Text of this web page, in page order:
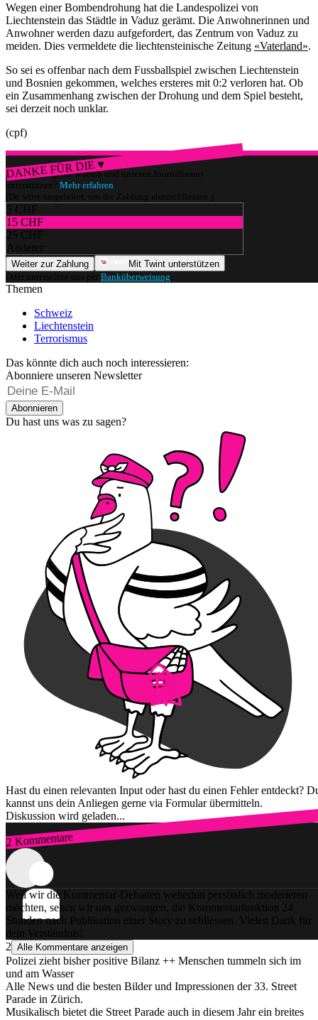
Wegen einer Bombendrohung hat die Landespolizei von
Liechtenstein das Städtle in Vaduz gerämt. Die Anwohnerinnen und
Anwohner werden dazu aufgefordert, das Zentrum von Vaduz zu
meiden. Dies vermeldete die liechtensteinische Zeitung «Vaterland».
So sei es offenbar nach dem Fussballspiel zwischen Liechtenstein
und Bosnien gekommen, welches ersteres mit 0:2 verloren hat. Ob
ein Zusammenhang zwischen der Drohung und dem Spiel besteht,
sei derzeit noch unklar.
(cpf)
DANKE FÜR DIE ♥
Würdest du gerne watson und unseren Journalismus
unterstützen? Mehr erfahren
(Du wirst umgeleitet, um die Zahlung abzuschliessen.)
5 CHF
15 CHF
25 CHF
Anderer
Weiter zur Zahlung
Mit Twint unterstützen
Oder unterstütze uns per Banküberweisung
Themen
Schweiz
Liechtenstein
Terrorismus
Das könnte dich auch noch interessieren:
Abonniere unseren Newsletter
Abonnieren
Du hast uns was zu sagen?
Hast du einen relevanten Input oder hast du einen Fehler entdeckt?
kannst uns dein Anliegen gerne via Formular übermitteln.
Diskussion wird geladen...
2 Kommentare
Zum Login
Weil wir die Kommentar-Debatten weiterhin persönlich moderieren
möchten, sehen wir uns gezwungen, die Kommentarfunktion 24
Stunden nach Publikation einer Story zu schliessen. Vielen Dank für
dein Verständnis!
2 Alle Kommentare anzeigen
Polizei zieht bisher positive Bilanz ++ Menschen tummeln sich im
und am Wasser
Alle News und die besten Bilder und Impressionen der 33. Street
Parade in Zürich.
Musikalisch bietet die Street Parade auch in diesem Jahr ein breites